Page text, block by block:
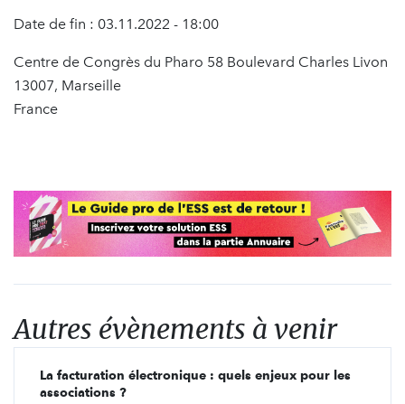
Date de fin : 03.11.2022 - 18:00
Centre de Congrès du Pharo 58 Boulevard Charles Livon
13007, Marseille
France
Autres évènements à venir
La facturation électronique : quels enjeux pour les
associations ?